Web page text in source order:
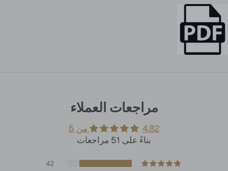
مراجعات العملاء
4.82 من 5
بناءً على 51 مراجعات
42